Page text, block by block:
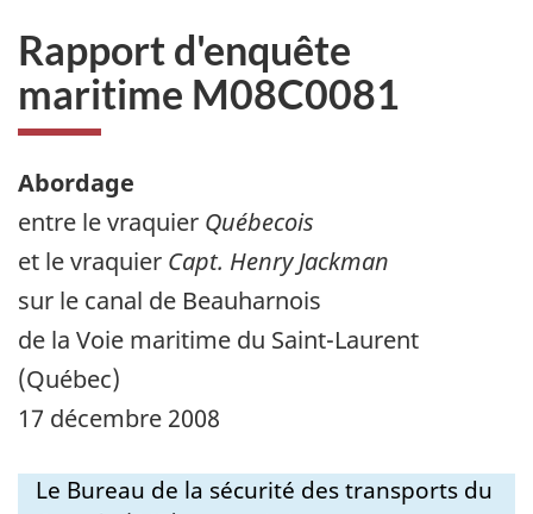
Rapport d'enquête
maritime M08C0081
Abordage
entre le vraquier Québecois
et le vraquier Capt. Henry Jackman
sur le canal de Beauharnois
de la Voie maritime du Saint-Laurent
(Québec)
17 décembre 2008
Le Bureau de la sécurité des transports du